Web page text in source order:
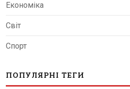
Економіка
Світ
Спорт
ПОПУЛЯРНІ ТЕГИ